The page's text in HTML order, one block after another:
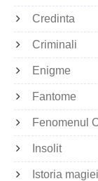
Credinta
Criminali
Enigme
Fantome
Fenomenul
Insolit
Istoria magiei